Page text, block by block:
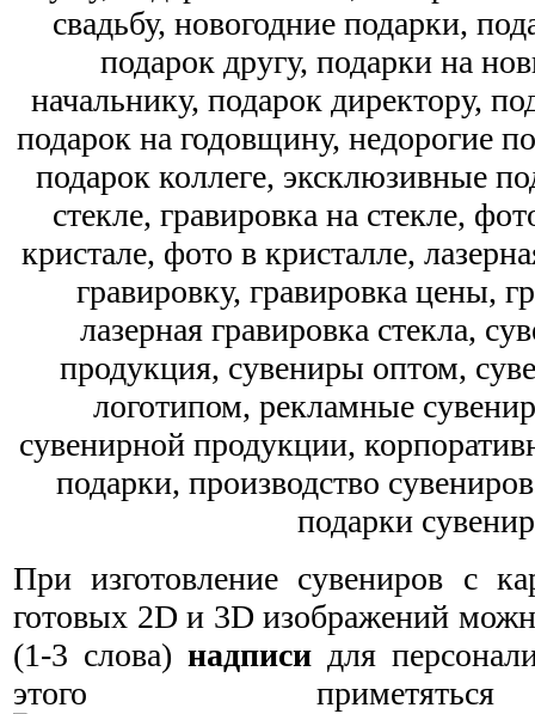
При изготовление сувениров с
готовых 2D и 3D изображений
(1-3 слова) надписи для
этого